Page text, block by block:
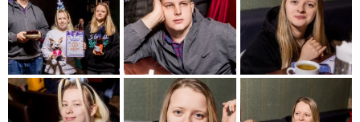
ВСЕ ФОТО
АНАЛИТИКА
ДОСТИЖЕНИЯ
БРЕНДИНГ
ВХОД / РЕГИСТРАЦИЯ